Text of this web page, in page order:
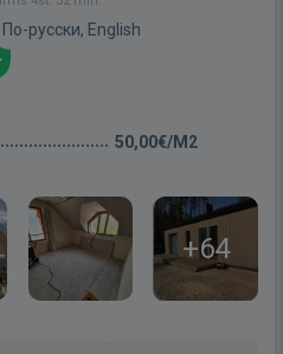
русски, English
50,00€/M2
+64